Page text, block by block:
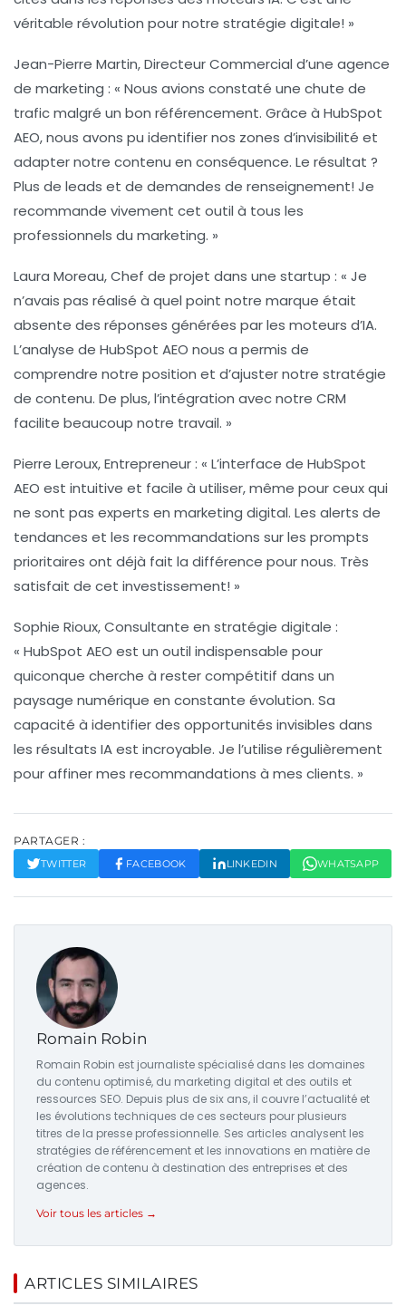
véritable révolution pour notre stratégie digitale! »
Jean-Pierre Martin, Directeur Commercial d’une agence
de marketing : « Nous avions constaté une chute de
trafic malgré un bon référencement. Grâce à HubSpot
AEO, nous avons pu identifier nos zones d’invisibilité et
adapter notre contenu en conséquence. Le résultat ?
Plus de leads et de demandes de renseignement! Je
recommande vivement cet outil à tous les
professionnels du marketing. »
Laura Moreau, Chef de projet dans une startup : « Je
n’avais pas réalisé à quel point notre marque était
absente des réponses générées par les moteurs d’IA.
L’analyse de HubSpot AEO nous a permis de
comprendre notre position et d’ajuster notre stratégie
de contenu. De plus, l’intégration avec notre CRM
facilite beaucoup notre travail. »
Pierre Leroux, Entrepreneur : « L’interface de HubSpot
AEO est intuitive et facile à utiliser, même pour ceux qui
ne sont pas experts en marketing digital. Les alerts de
tendances et les recommandations sur les prompts
prioritaires ont déjà fait la différence pour nous. Très
satisfait de cet investissement! »
Sophie Rioux, Consultante en stratégie digitale :
« HubSpot AEO est un outil indispensable pour
quiconque cherche à rester compétitif dans un
paysage numérique en constante évolution. Sa
capacité à identifier des opportunités invisibles dans
les résultats IA est incroyable. Je l’utilise régulièrement
pour affiner mes recommandations à mes clients. »
PARTAGER :
TWITTER FACEBOOK LINKEDIN WHATSAPP
Romain Robin
Romain Robin est journaliste spécialisé dans les domaines
du contenu optimisé, du marketing digital et des outils et
ressources SEO. Depuis plus de six ans, il couvre l’actualité et
les évolutions techniques de ces secteurs pour plusieurs
titres de la presse professionnelle. Ses articles analysent les
stratégies de référencement et les innovations en matière de
création de contenu à destination des entreprises et des
agences.
Voir tous les articles →
ARTICLES SIMILAIRES